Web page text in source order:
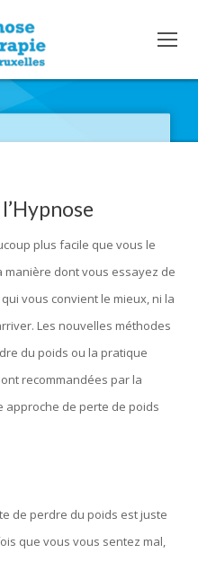
plus facile que vous le
dont vous essayez de
vous convient le mieux, ni la
Les nouvelles méthodes
du poids ou la pratique
recommandées par la
approche de perte de poids
de perdre du poids est juste
que vous vous sentez mal,